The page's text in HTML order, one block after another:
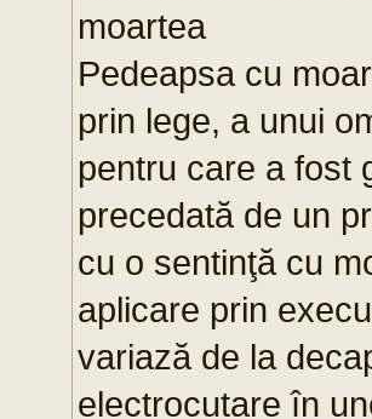
moartea
Pedeapsa cu
prin lege, a unui
pentru care a fost
precedată de un
cu o sentinţă cu
aplicare prin
variază de la
electrocutare în